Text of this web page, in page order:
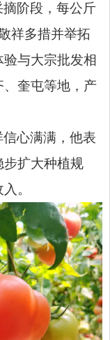
阶段，每公斤
祥多措并举拓
与大宗批发相
奎屯等地，产
心满满，他表
步扩大种植规
。